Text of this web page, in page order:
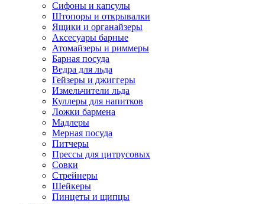
Сифоны и капсулы
Штопоры и открывалки
Ящики и органайзеры
Аксесуары барные
Атомайзеры и риммеры
Барная посуда
Ведра для льда
Гейзеры и джиггеры
Измельчители льда
Куллеры для напитков
Ложки бармена
Мадлеры
Мерная посуда
Питчеры
Прессы для цитрусовых
Совки
Стрейнеры
Шейкеры
Пинцеты и щипцы